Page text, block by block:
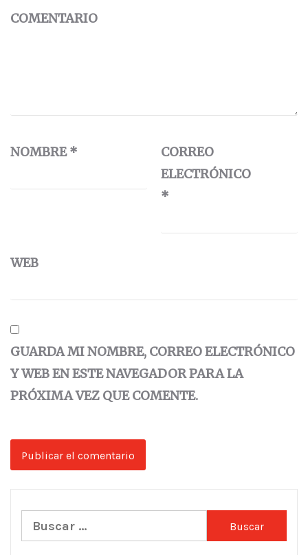
COMENTARIO
NOMBRE*
CORREO
ELECTRÓNICO
*
WEB
GUARDA MI NOMBRE, CORREO ELECTRÓNICO
Y WEB EN ESTE NAVEGADOR PARA LA
PRÓXIMA VEZ QUE COMENTE.
Buscar: